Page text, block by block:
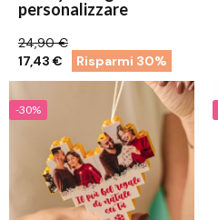
personalizzare
24,90 €
17,43 €
Risparmi 30%
-30%